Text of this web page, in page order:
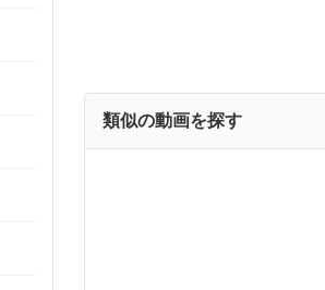
類似の動画を探す